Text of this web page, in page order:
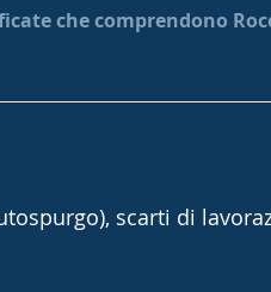
che comprendono
scarti di